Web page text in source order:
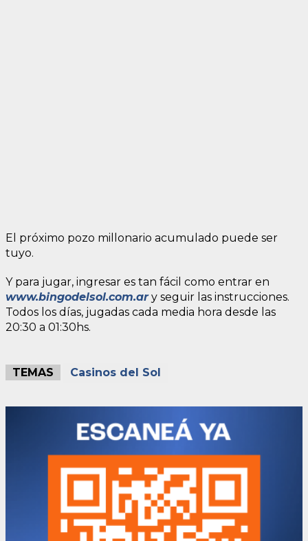
El próximo pozo millonario acumulado puede ser
tuyo.
Y para jugar, ingresar es tan fácil como entrar en
www.bingodelsol.com.ary seguir las instrucciones.
Todos los días, jugadas cada media hora desde las
20:30 a 01:30hs.
TEMAS Casinos del Sol